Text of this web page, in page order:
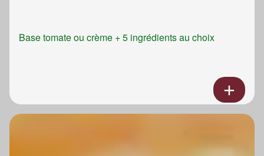
Base tomate ou crème + 5 ingrédients au choix